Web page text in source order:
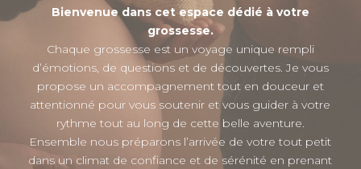
Bienvenue dans cet espace dédié à votre
grossesse.
Chaque grossesse est un voyage unique rempli
d’émotions, de questions et de découvertes. Je vous
propose un accompagnement tout en douceur et
attentionné pour vous soutenir et vous guider à votre
rythme tout au long de cette belle aventure.
Ensemble nous préparons l’arrivée de votre tout petit
dans un climat de confiance et de sérénité en prenant